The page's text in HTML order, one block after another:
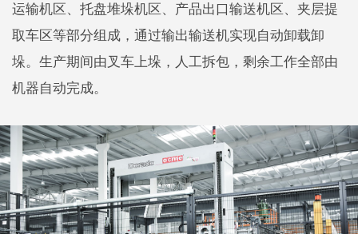
运输机区、托盘堆垛机区、产品出口输送机区、夹层提
取车区等部分组成，通过输出输送机实现自动卸载卸
垛。生产期间由叉车上垛，人工拆包，剩余工作全部由
机器自动完成。